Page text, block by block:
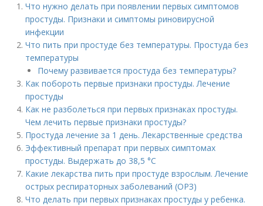
Что нужно делать при появлении первых симптомов
простуды. Признаки и симптомы риновирусной
инфекции
Что пить при простуде без температуры. Простуда без
температуры
Почему развивается простуда без температуры?
Как побороть первые признаки простуды. Лечение
простуды
Как не разболеться при первых признаках простуды.
Чем лечить первые признаки простуды?
Простуда лечение за 1 день. Лекарственные средства
Эффективный препарат при первых симптомах
простуды. Выдержать до 38,5 °С
Какие лекарства пить при простуде взрослым. Лечение
острых респираторных заболеваний (ОРЗ)
Что делать при первых признаках простуды у ребенка.